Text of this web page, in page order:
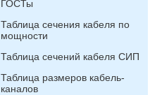
ГОСТы
Таблица сечения кабеля по
мощности
Таблица сечений кабеля СИП
Таблица размеров кабель-
каналов